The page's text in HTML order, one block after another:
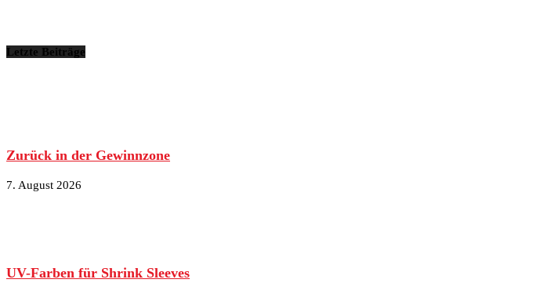
Letzte Beiträge
Zurück in der Gewinnzone
7. August 2026
UV-Farben für Shrink Sleeves